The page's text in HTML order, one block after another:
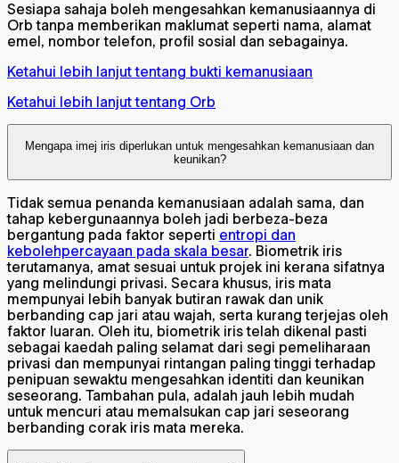
Sesiapa sahaja boleh mengesahkan kemanusiaannya di
Orb tanpa memberikan maklumat seperti nama, alamat
emel, nombor telefon, profil sosial dan sebagainya.
Ketahui lebih lanjut tentang bukti kemanusiaan
Ketahui lebih lanjut tentang Orb
Mengapa imej iris diperlukan untuk mengesahkan kemanusiaan dan
keunikan?
Tidak semua penanda kemanusiaan adalah sama, dan
tahap kebergunaannya boleh jadi berbeza-beza
bergantung pada faktor seperti entropi dan
kebolehpercayaan pada skala besar. Biometrik iris
terutamanya, amat sesuai untuk projek ini kerana sifatnya
yang melindungi privasi. Secara khusus, iris mata
mempunyai lebih banyak butiran rawak dan unik
berbanding cap jari atau wajah, serta kurang terjejas oleh
faktor luaran. Oleh itu, biometrik iris telah dikenal pasti
sebagai kaedah paling selamat dari segi pemeliharaan
privasi dan mempunyai rintangan paling tinggi terhadap
penipuan sewaktu mengesahkan identiti dan keunikan
seseorang. Tambahan pula, adalah jauh lebih mudah
untuk mencuri atau memalsukan cap jari seseorang
berbanding corak iris mata mereka.